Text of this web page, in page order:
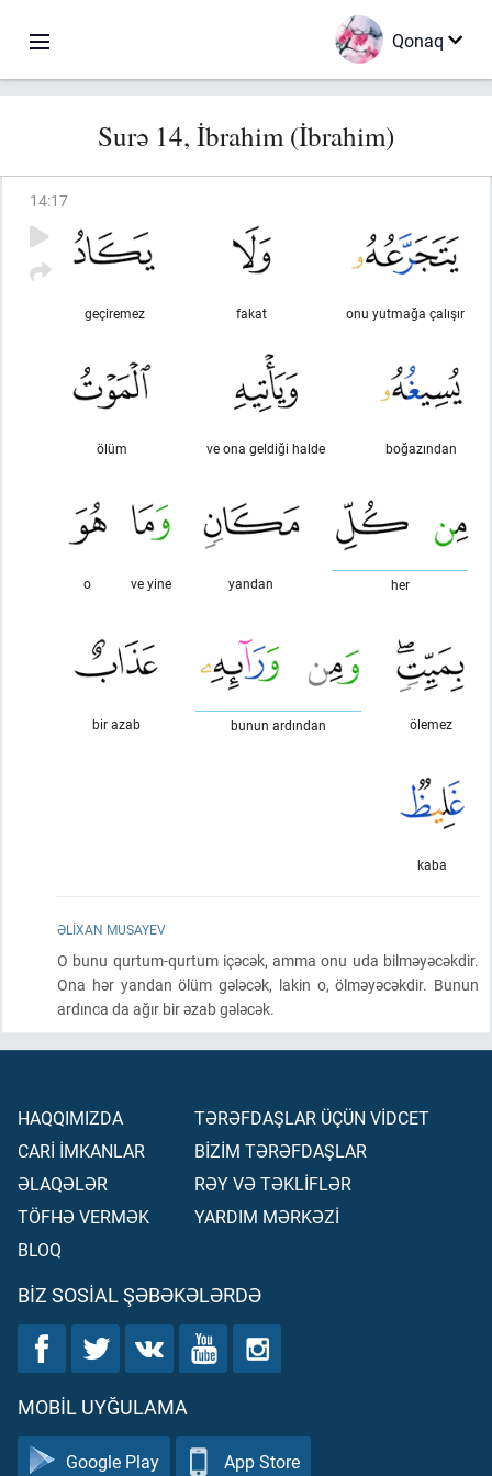
Qonaq
Surə 14, İbrahim (İbrahim)
14:17
onu yutmağa çalışır
fakat
geçiremez
boğazından
ve ona geldiği halde
ölüm
her
yandan
ve yine
o
ölemez
bunun ardından
bir azab
kaba
ƏLIXAN MUSAYEV
O bunu qurtum-qurtum içəcək, amma onu uda bilməyəcəkdir.
Ona hər yandan ölüm gələcək, lakin o, ölməyəcəkdir. Bunun
ardınca da ağır bir əzab gələcək.
HAQQIMIZDA
CARİ İMKANLAR
ƏLAQƏLƏR
TÖFHƏ VERMƏK
BLOQ
TƏRƏFDAŞLAR ÜÇÜN VİDCET
BİZİM TƏRƏFDAŞLAR
RƏY VƏ TƏKLİFLƏR
YARDIM MƏRKƏZİ
BIZ SOSIAL ŞƏBƏKƏLƏRDƏ
MOBIL UYĞULAMA
Google Play App Store